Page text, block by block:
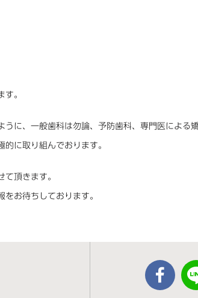
す。
うに、一般歯科は勿論、予防歯科、専門医による
に取り組んでおります。
て頂きます。
お待ちしております。